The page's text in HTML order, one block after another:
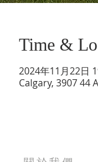
Time &
2024年11月22日
Calgary, 3907 44